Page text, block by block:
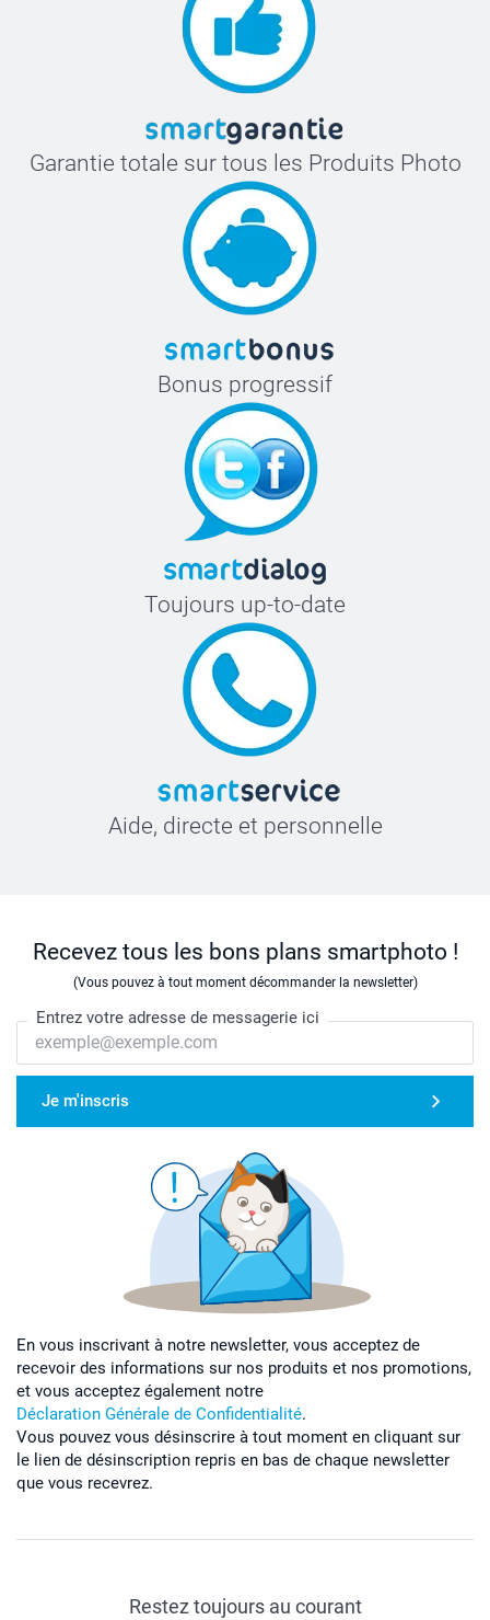
Garantie totale sur tous les Produits Photo
Bonus progressif
Toujours up-to-date
Aide, directe et personnelle
Recevez tous les bons plans smartphoto !
(Vous pouvez à tout moment décommander la newsletter)
Entrez votre adresse de messagerie ici
Je m'inscris
En vous inscrivant à notre newsletter, vous acceptez de
recevoir des informations sur nos produits et nos promotions,
et vous acceptez également notre
Déclaration Générale de Confidentialité.
Vous pouvez vous désinscrire à tout moment en cliquant sur
le lien de désinscription repris en bas de chaque newsletter
que vous recevrez.
Restez toujours au courant